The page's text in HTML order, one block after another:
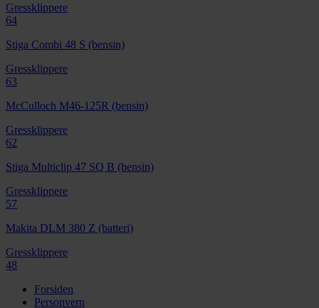
Gressklippere
64
Stiga Combi 48 S (bensin)
Gressklippere
63
McCulloch M46-125R (bensin)
Gressklippere
62
Stiga Multiclip 47 SQ B (bensin)
Gressklippere
57
Makita DLM 380 Z (batteri)
Gressklippere
48
Forsiden
Personvern